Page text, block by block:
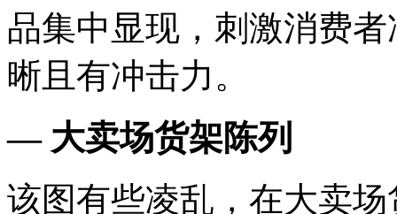
品集中显现，刺激消费
晰且有冲击力。
— 大卖场货架陈列
该图有些凌乱，在大卖